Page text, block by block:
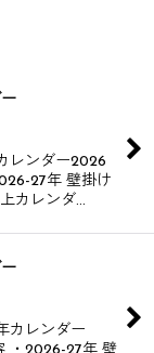
レンダー​ 2026
27年 壁掛け
カレンダ…
カレンダー​